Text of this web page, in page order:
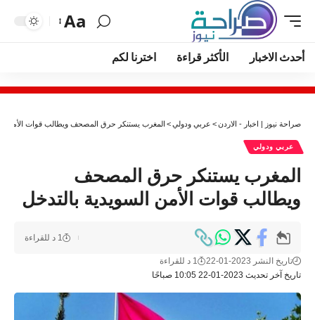
Aa
أحدث الاخبار الأكثر قراءة اخترنا لكم
صراحة نيوز | اخبار - الاردن> عربي ودولي> المغرب يستنكر حرق المصحف ويطالب قوات الأمن
عربي ودولي
المغرب يستنكر حرق المصحف
ويطالب قوات الأمن السويدية بالتدخل
تاريخ آخر تحديث 2023-01-22 10:05 صباحًا
تاريخ النشر 2023-01-22 1 د للقراءة
1 د للقراءة